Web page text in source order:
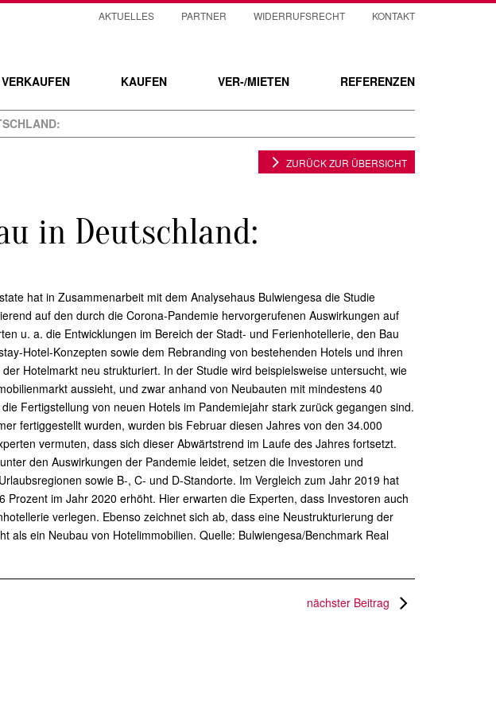
VERKAUFEN KAUFEN VER-/MIETEN REFERENZEN
AKTUELLES PARTNER WIDERRUFSRECHT KONTAKT
in Deutschland:
ZURÜCK ZUR ÜBERSICHT
hat in Zusammenarbeit mit dem Analysehaus Bulwiengesa die Studie
auf den durch die Corona-Pandemie hervorgerufenen Auswirkungen auf
u. a. die Entwicklungen im Bereich der Stadt- und Ferienhotellerie, den Bau
Hotel-Konzepten sowie dem Rebranding von bestehenden Hotels und ihren
Hotelmarkt neu strukturiert. In der Studie wird beispielsweise untersucht, wie
aussieht, und zwar anhand von Neubauten mit mindestens 40
Fertigstellung von neuen Hotels im Pandemiejahr stark zurück gegangen sind.
fertiggestellt wurden, wurden bis Februar diesen Jahres von den 34.000
vermuten, dass sich dieser Abwärtstrend im Laufe des Jahres fortsetzt.
den Auswirkungen der Pandemie leidet, setzen die Investoren und
sowie B-, C- und D-Standorte. Im Vergleich zum Jahr 2019 hat
im Jahr 2020 erhöht. Hier erwarten die Experten, dass Investoren auch
verlegen. Ebenso zeichnet sich ab, dass eine Neustrukturierung der
als ein Neubau von Hotelimmobilien. Quelle: Bulwiengesa/Benchmark Real
nächster Beitrag